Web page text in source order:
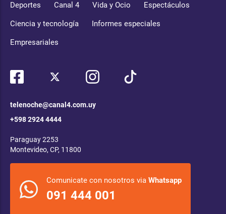
Deportes Canal 4 Vida y Ocio Espectáculos
Ciencia y tecnología Informes especiales
Empresariales
telenoche@canal4.com.uy
+598 2924 4444
Paraguay 2253
Montevideo, CP, 11800
Comunicate con nosotros via Whatsapp
091 444 001